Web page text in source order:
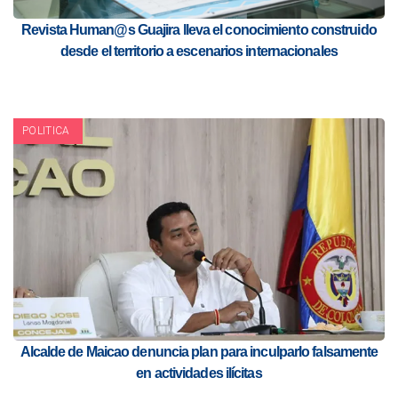
Revista Human@s Guajira lleva el conocimiento construido
desde el territorio a escenarios internacionales
POLITICA
Alcalde de Maicao denuncia plan para inculparlo falsamente
en actividades ilícitas